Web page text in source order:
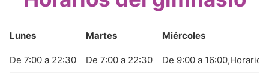
Lunes Martes Miércoles
De 7:00 a 22:30 De 7:00 a 22:30 De 9:00 a 16:00,Horario